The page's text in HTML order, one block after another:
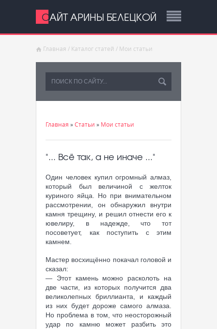
САЙТ АРИНЫ БЕЛЕЦКОЙ
Главная / Каталог статей / Мои статьи
Главная »Статьи » Мои статьи
"... Всё так, а не иначе ..."
Один человек купил огромный алмаз,
который был величиной с желток
куриного яйца. Но при внимательном
рассмотрении, он обнаружил внутри
камня трещину, и решил отнести его к
ювелиру, в надежде, что тот
посоветует, как поступить с этим
камнем.
Мастер восхищённо покачал головой и
сказал:
— Этот камень можно расколоть на
две части, из которых получится два
великолепных бриллианта, и каждый
из них будет дороже самого алмаза.
Но проблема в том, что неосторожный
удар по камню может разбить это